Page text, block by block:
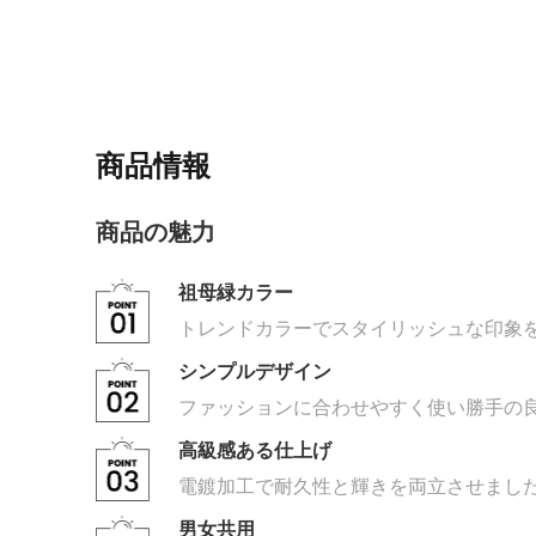
商品情報
商品の魅力
祖母緑カラー
トレンドカラーでスタイリッシュな印象
シンプルデザイン
ファッションに合わせやすく使い勝手の
高級感ある仕上げ
電鍍加工で耐久性と輝きを両立させまし
男女共用